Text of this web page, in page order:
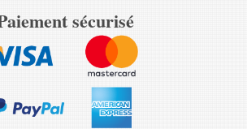
sécurisé